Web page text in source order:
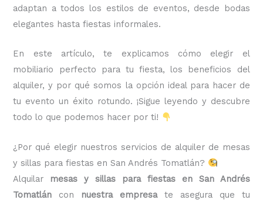
adaptan a todos los estilos de eventos, desde bodas
elegantes hasta fiestas informales.
En este artículo, te explicamos cómo elegir el
mobiliario perfecto para tu fiesta, los beneficios del
alquiler, y por qué somos la opción ideal para hacer de
tu evento un éxito rotundo. ¡Sigue leyendo y descubre
todo lo que podemos hacer por ti!
¿Por qué elegir nuestros servicios de alquiler de mesas
y sillas para fiestas en San Andrés Tomatlán?
Alquilar mesas y sillas para fiestas en San Andrés
Tomatlán con nuestra empresate asegura que tu